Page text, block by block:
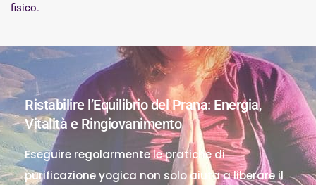
fisico.
Ristabilire l’Equilibrio del Prana: Energia,
Vitalità e Ringiovanimento
Eseguire regolarmente le pratiche di
purificazione yogica non solo aiuta a liberare il